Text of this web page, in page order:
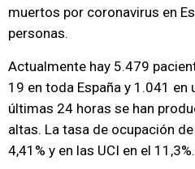
muertos por coronavirus en
personas.
Actualmente hay 5.479
19 en toda España y 1.041 en
últimas 24 horas se han
altas. La tasa de ocupación
4,41% y en las UCI en el 11,3%.